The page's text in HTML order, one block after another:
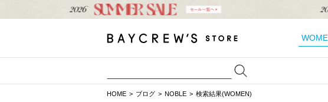
HOME ブログ NOBLE 検索結果(WOMEN)